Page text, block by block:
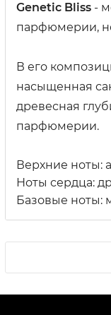
Genetic Bliss -
парфюмерии,
В его
насыщенная
древесная
парфюмерии.
Верхние ноты:
Ноты сердца:
Базовые ноты: